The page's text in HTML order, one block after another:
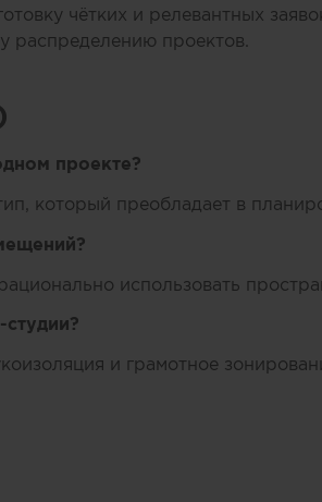
чётких и релевантных
распределению проектов.
проекте?
который преобладает в
использовать
и грамотное